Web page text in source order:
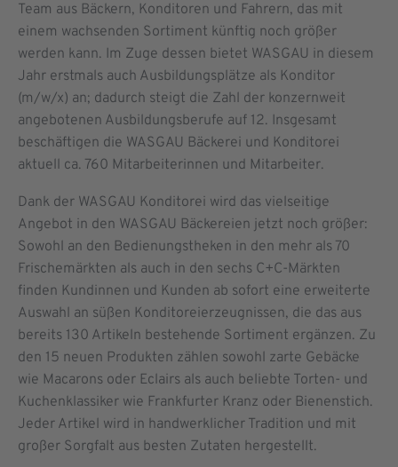
Team aus Bäckern, Konditoren und Fahrern, das mit
einem wachsenden Sortiment künftig noch größer
werden kann. Im Zuge dessen bietet WASGAU in diesem
Jahr erstmals auch Ausbildungsplätze als Konditor
(m/w/x) an; dadurch steigt die Zahl der konzernweit
angebotenen Ausbildungsberufe auf 12. Insgesamt
beschäftigen die WASGAU Bäckerei und Konditorei
aktuell ca. 760 Mitarbeiterinnen und Mitarbeiter.
Dank der WASGAU Konditorei wird das vielseitige
Angebot in den WASGAU Bäckereien jetzt noch größer:
Sowohl an den Bedienungstheken in den mehr als 70
Frischemärkten als auch in den sechs C+C-Märkten
finden Kundinnen und Kunden ab sofort eine erweiterte
Auswahl an süßen Konditoreierzeugnissen, die das aus
bereits 130 Artikeln bestehende Sortiment ergänzen. Zu
den 15 neuen Produkten zählen sowohl zarte Gebäcke
wie Macarons oder Eclairs als auch beliebte Torten- und
Kuchenklassiker wie Frankfurter Kranz oder Bienenstich.
Jeder Artikel wird in handwerklicher Tradition und mit
großer Sorgfalt aus besten Zutaten hergestellt.